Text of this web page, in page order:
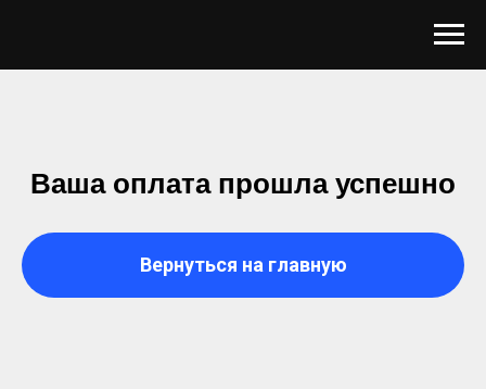
Ваша оплата прошла успешно
Вернуться на главную